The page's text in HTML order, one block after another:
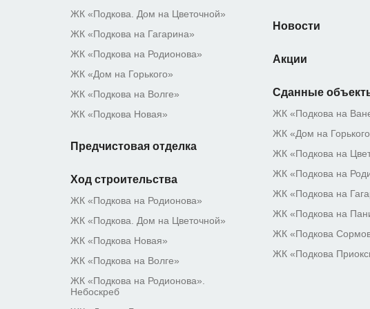
ЖК «Подкова. Дом на Цветочной»
ЖК «Подкова на Гагарина»
ЖК «Подкова на Родионова»
ЖК «Дом на Горького»
ЖК «Подкова на Волге»
ЖК «Подкова Новая»
Предчистовая отделка
Ход строительства
ЖК «Подкова на Родионова»
ЖК «Подкова. Дом на Цветочной»
ЖК «Подкова Новая»
ЖК «Подкова на Волге»
ЖК «Подкова на Родионова».
Небоскреб
Новости
Акции
Сданные
ЖК «Подкова на
ЖК «Дом на
ЖК «Подкова на
ЖК «Подкова на
ЖК «Подкова на
ЖК «Подкова на
ЖК «Подкова
ЖК «Подкова